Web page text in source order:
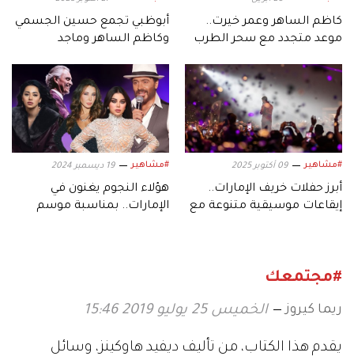
كاظم الساهر وعمر خيرت..
موعد متجدد مع سحر الطرب
أبوظبي
أبوظبي تجمع حسين الجسمي
وكاظم الساهر وماجد
#مشاهير 09 أكتوبر 2025
أبرز حفلات خريف الإمارات..
إيقاعات موسيقية متنوعة مع
#مشاهير 19 ديسمبر 2024
هؤلاء النجوم يغنون في
الإمارات.. بمناسبة موسم
#مجتمعك
ريما كيروز الخميس 25 يوليو 2019 15:46
يقدم هذا الكتاب، من تأليف ديفيد هاوكينز، وسائل